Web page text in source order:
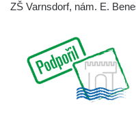
ZŠ Varnsdorf, nám. E.